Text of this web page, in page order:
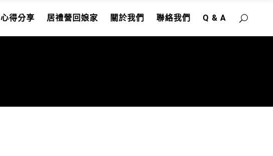
心得分享 居禮營回娘家 關於我們 聯絡我們 Q & A